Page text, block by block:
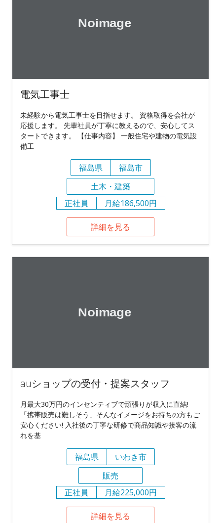
電気工事士
未経験から電気工事士を目指せます。 資格取得を会社が
応援します。 先輩社員が丁寧に教えるので、安心してス
タートできます。 【仕事内容】 一般住宅や建物の電気設
備工
福島県
福島市
土木・建築
正社員
月給186,500円
詳細を見る
auショップの受付・提案スタッフ
月最大30万円のインセンティブで頑張りが収入に直結!
「携帯販売は難しそう」そんなイメージをお持ちの方もご
安心ください! 入社後の丁寧な研修で商品知識や接客の流
れを基
福島県
いわき市
販売
正社員
月給225,000円
詳細を見る